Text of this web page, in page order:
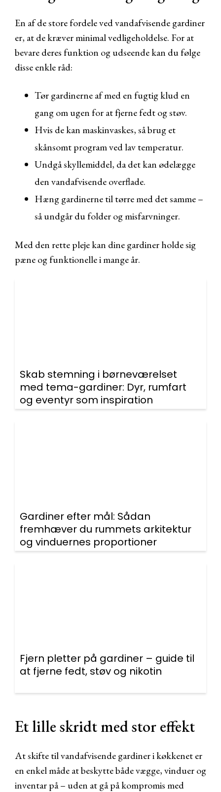
En af de store fordele ved vandafvisende gardiner
er, at de kræver minimal vedligeholdelse. For at
bevare deres funktion og udseende kan du følge
disse enkle råd:
Tør gardinerne af med en fugtig klud en
gang om ugen for at fjerne fedt og støv.
Hvis de kan maskinvaskes, så brug et
skånsomt program ved lav temperatur.
Undgå skyllemiddel, da det kan ødelægge
den vandafvisende overflade.
Hæng gardinerne til tørre med det samme –
så undgår du folder og misfarvninger.
Med den rette pleje kan dine gardiner holde sig
pæne og funktionelle i mange år.
Skab stemning i børneværelset
med tema-gardiner: Dyr, rumfart
og eventyr som inspiration
Gardiner efter mål: Sådan
fremhæver du rummets arkitektur
og vinduernes proportioner
Fjern pletter på gardiner – guide til
at fjerne fedt, støv og nikotin
Et lille skridt med stor effekt
At skifte til vandafvisende gardiner i køkkenet er
en enkel måde at beskytte både vægge, vinduer og
inventar på – uden at gå på kompromis med